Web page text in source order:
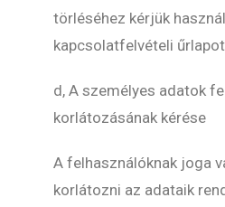
törléséhez kérjük
kapcsolatfelvételi
d, A személyes adatok
korlátozásának kérése
A felhasználóknak joga
korlátozni az adataik